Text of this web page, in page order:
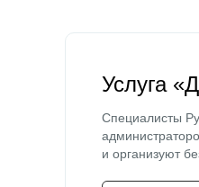
Услуга
Специалисты
и организуют